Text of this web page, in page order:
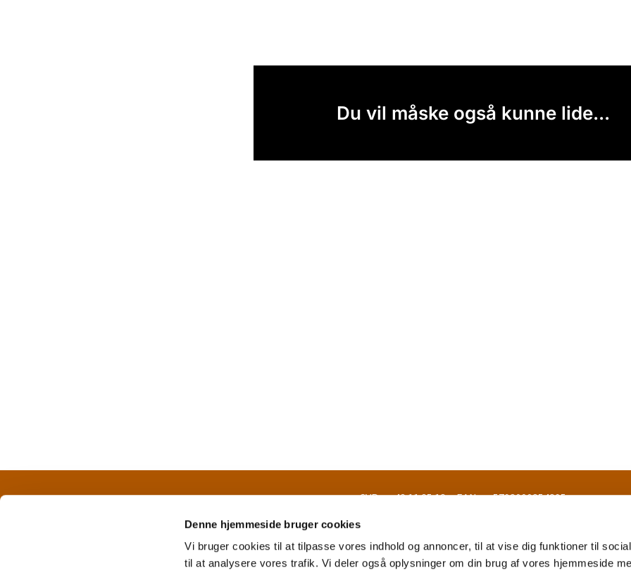
Denne hjemmeside bruger cookies
Vi bruger cookies til at tilpasse vores indhold og annoncer, til at vise dig funktioner til
til at analysere vores trafik. Vi deler også oplysninger om din brug af vores hjemmeside
Du vil måske også kunne lide...
CVR nr. 42 11 25 18 - EAN nr. 5798000854895